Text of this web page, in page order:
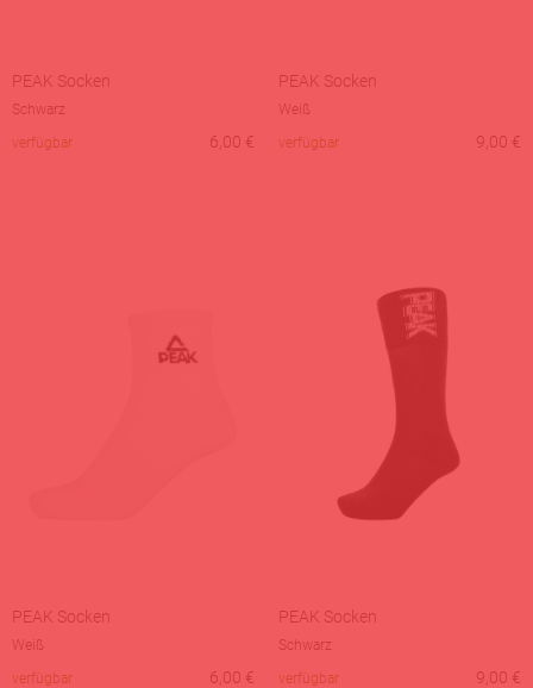
PEAK Socken
Schwarz
verfügbar
6,00 €
PEAK Socken
Weiß
verfügbar
9,00 €
PEAK Socken
Weiß
verfügbar
6,00 €
PEAK Socken
Schwarz
verfügbar
9,00 €